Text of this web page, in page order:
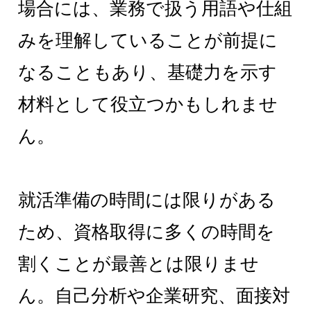
場合には、業務で扱う用語や仕組
みを理解していることが前提に
なることもあり、基礎力を示す
材料として役立つかもしれませ
ん。
就活準備の時間には限りがある
ため、資格取得に多くの時間を
割くことが最善とは限りませ
ん。自己分析や企業研究、面接対